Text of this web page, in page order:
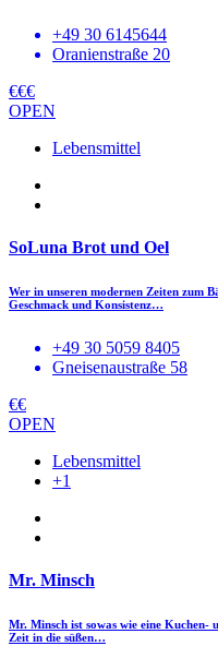
+49 30 6145644
Oranienstraße 20
€€€
OPEN
Lebensmittel
SoLuna Brot und Oel
Wer in unseren modernen Zeiten zum
Geschmack und Konsistenz…
+49 30 5059 8405
Gneisenaustraße 58
€€
OPEN
Lebensmittel
+1
Mr. Minsch
Mr. Minsch ist sowas wie eine
Zeit in die süßen…